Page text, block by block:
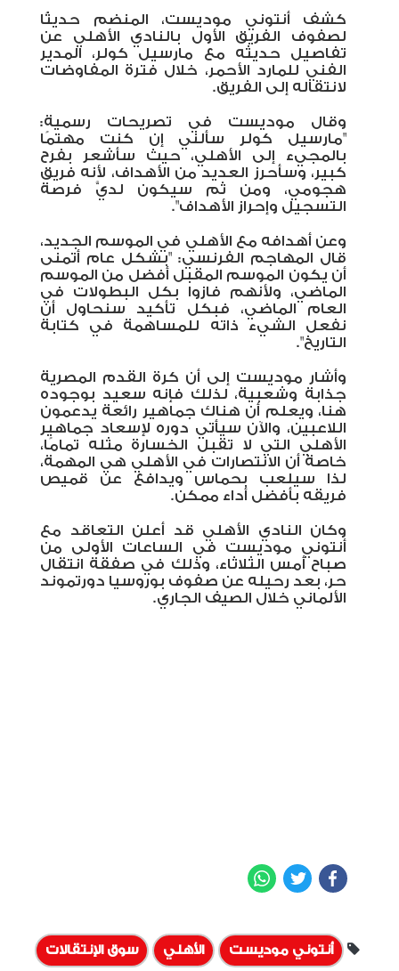
كشف أنتوني موديست، المنضم حديثًا
لصفوف الفريق الأول بالنادي الأهلي عن
تفاصيل حديثه مع مارسيل كولر، المدير
الفني للمارد الأحمر، خلال فترة المفاوضات
لانتقاله إلى الفريق.
وقال موديست في تصريحات رسمية:
"مارسيل كولر سألني إن كنت مهتمًا
بالمجيء إلى الأهلي، حيث سأشعر بفرح
كبير، وسأحرز العديد من الأهداف، لأنه فريق
هجومي، ومن ثم سيكون لديَّ فرصة
التسجيل وإحراز الأهداف".
وعن أهدافه مع الأهلي في الموسم الجديد،
قال المهاجم الفرنسي: "بشكل عام أتمنى
أن يكون الموسم المقبل أفضل من الموسم
الماضي، ولأنهم فازوا بكل البطولات في
العام الماضي، فبكل تأكيد سنحاول أن
نفعل الشيء ذاته للمساهمة في كتابة
التاريخ".
وأشار موديست إلى أن كرة القدم المصرية
جذابة وشعبية، لذلك فإنه سعيد بوجوده
هنا، ويعلم أن هناك جماهير رائعة يدعمون
اللاعبين، والآن سيأتي دوره لإسعاد جماهير
الأهلي التي لا تقبل الخسارة مثله تمامًا،
خاصة أن الانتصارات في الأهلي هي المهمة،
لذا سيلعب بحماس ويدافع عن قميص
فريقه بأفضل أداء ممكن.
وكان النادي الأهلي قد أعلن التعاقد مع
أنتوني موديست في الساعات الأولى من
صباح أمس الثلاثاء، وذلك في صفقة انتقال
حر، بعد رحيله عن صفوف بوروسيا دورتموند
الألماني خلال الصيف الجاري.
Facebook
Twitter
أنتوني موديست الأهلي سوق الإنتقالات